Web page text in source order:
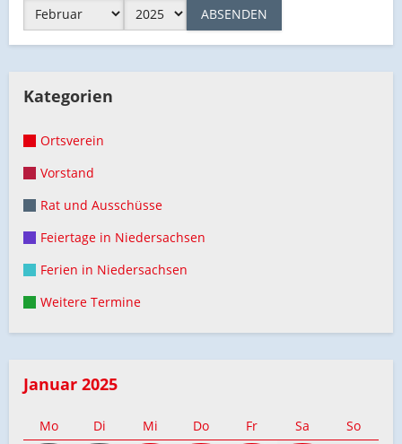
ABSENDEN
Kategorien
Ortsverein
Vorstand
Rat und Ausschüsse
Feiertage in Niedersachsen
Ferien in Niedersachsen
Weitere Termine
Januar 2025
Mo Di Mi Do Fr Sa
So